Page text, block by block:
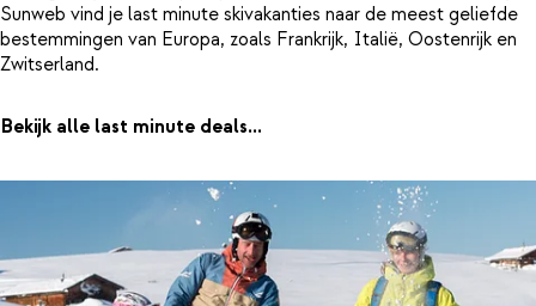
Sunweb vind je last minute skivakanties naar de meest geliefde
bestemmingen van Europa, zoals Frankrijk, Italië, Oostenrijk en
Zwitserland.
Bekijk alle last minute deals...